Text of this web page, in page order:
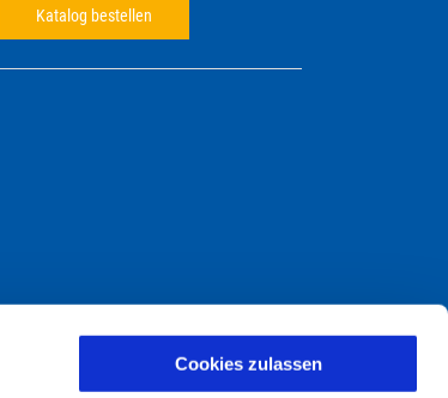
Cookies zulassen
Katalog bestellen